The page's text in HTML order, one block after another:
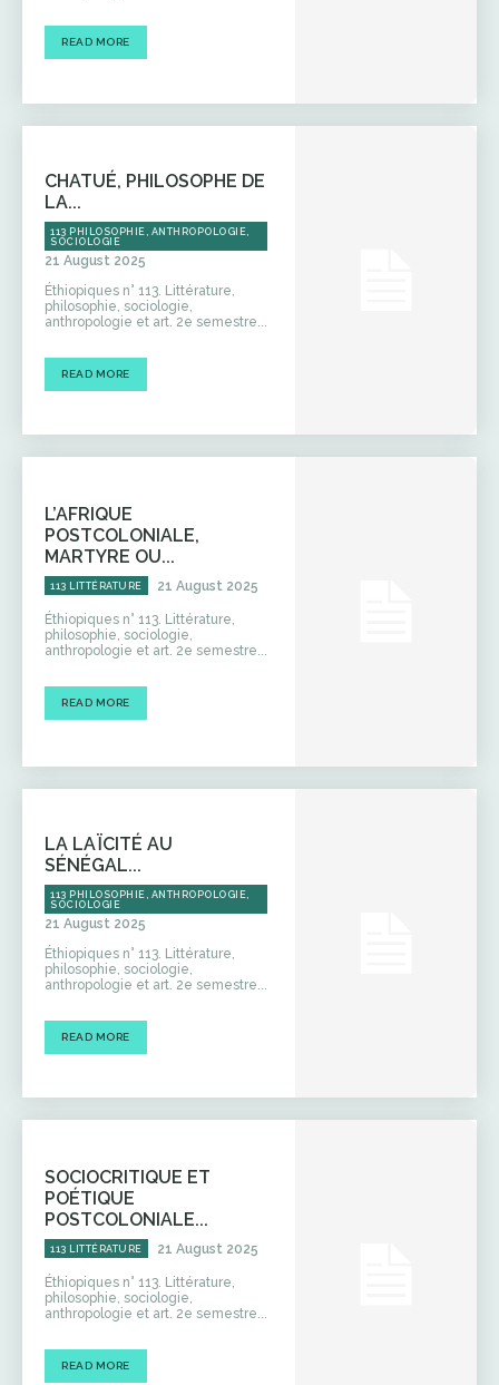
READ MORE
CHATUÉ, PHILOSOPHE DE
LA...
113 PHILOSOPHIE, ANTHROPOLOGIE,
SOCIOLOGIE
21 August 2025
Éthiopiques n° 113. Littérature,
philosophie, sociologie,
anthropologie et art. 2e semestre...
READ MORE
L’AFRIQUE
POSTCOLONIALE,
MARTYRE OU...
113 LITTÉRATURE 21 August 2025
Éthiopiques n° 113. Littérature,
philosophie, sociologie,
anthropologie et art. 2e semestre...
READ MORE
LA LAÏCITÉ AU
SÉNÉGAL...
113 PHILOSOPHIE, ANTHROPOLOGIE,
SOCIOLOGIE
21 August 2025
Éthiopiques n° 113. Littérature,
philosophie, sociologie,
anthropologie et art. 2e semestre...
READ MORE
SOCIOCRITIQUE ET
POÉTIQUE
POSTCOLONIALE...
113 LITTÉRATURE 21 August 2025
Éthiopiques n° 113. Littérature,
philosophie, sociologie,
anthropologie et art. 2e semestre...
READ MORE